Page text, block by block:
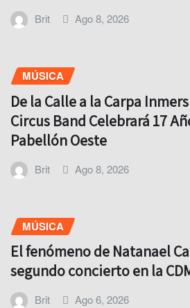
Brit Ago 8, 2026
MÚSICA
De la Calle a la Carpa
Circus Band Celebrará 17
Pabellón Oeste
Brit Ago 8, 2026
MÚSICA
El fenómeno de Natanael
segundo concierto en la
Brit Ago 6, 2026